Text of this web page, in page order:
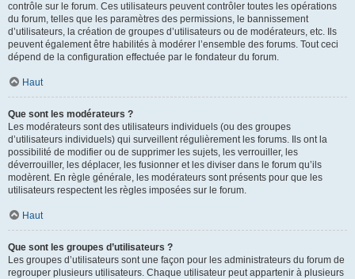
contrôle sur le forum. Ces utilisateurs peuvent contrôler toutes les opérations
du forum, telles que les paramètres des permissions, le bannissement
d’utilisateurs, la création de groupes d’utilisateurs ou de modérateurs, etc. Ils
peuvent également être habilités à modérer l’ensemble des forums. Tout ceci
dépend de la configuration effectuée par le fondateur du forum.
Haut
Que sont les modérateurs ?
Les modérateurs sont des utilisateurs individuels (ou des groupes
d’utilisateurs individuels) qui surveillent régulièrement les forums. Ils ont la
possibilité de modifier ou de supprimer les sujets, les verrouiller, les
déverrouiller, les déplacer, les fusionner et les diviser dans le forum qu’ils
modèrent. En règle générale, les modérateurs sont présents pour que les
utilisateurs respectent les règles imposées sur le forum.
Haut
Que sont les groupes d’utilisateurs ?
Les groupes d’utilisateurs sont une façon pour les administrateurs du forum de
regrouper plusieurs utilisateurs. Chaque utilisateur peut appartenir à plusieurs